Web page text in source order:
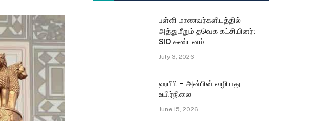
பள்ளி மாணவர்களிடத்தில்
அத்துமீறும் தவெக கட்சியினர்:
SIO கண்டனம்
July 3, 2026
ஹபீபி – அன்பின் வழியது
உயிர்நிலை
June 15, 2026